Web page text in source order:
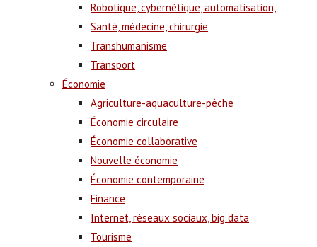
Robotique, cybernétique, automatisation,
Santé, médecine, chirurgie
Transhumanisme
Transport
Économie
Agriculture-aquaculture-pêche
Économie circulaire
Économie collaborative
Nouvelle économie
Économie contemporaine
Finance
Internet, réseaux sociaux, big data
Tourisme